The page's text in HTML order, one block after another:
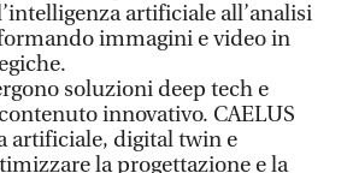
artificiale all’analisi
immagini e video in
soluzioni deep tech e
innovativo. CAELUS
artificiale, digital twin e
la progettazione e la